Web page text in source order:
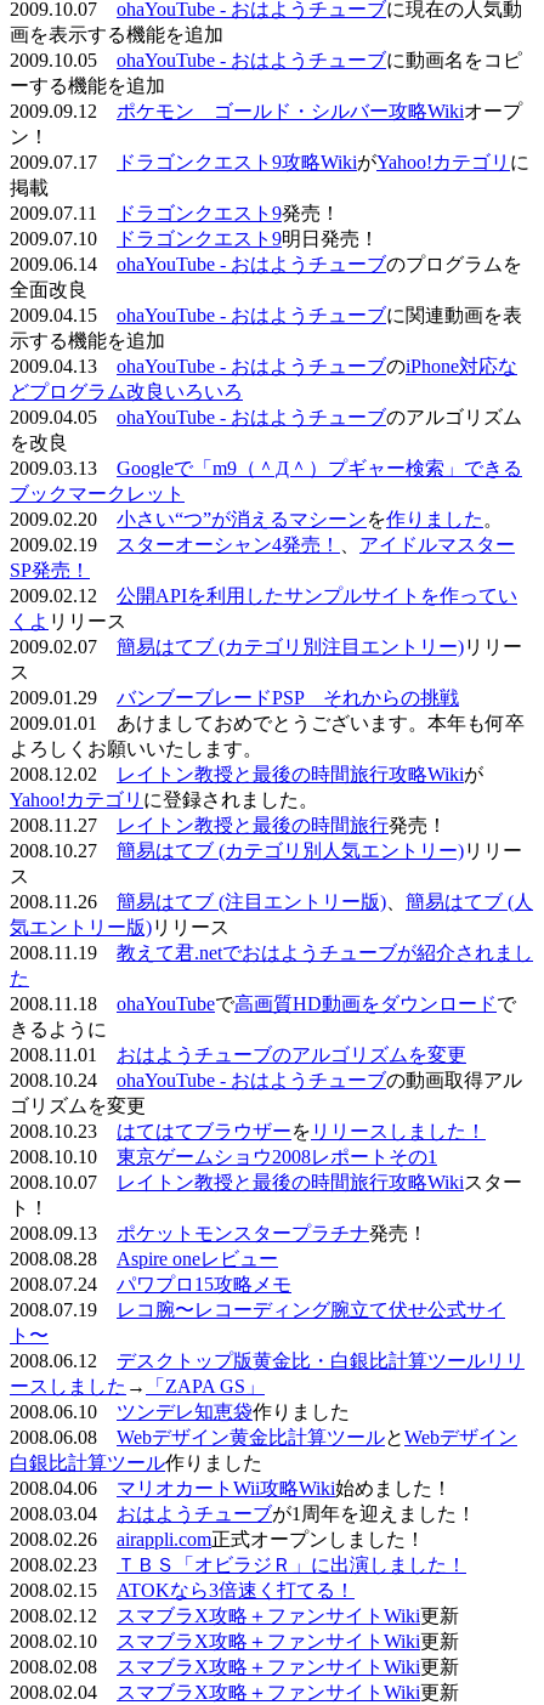
2009.10.07 ohaYouTube - おはようチューブに現在の人気動
画を表示する機能を追加
2009.10.05 ohaYouTube - おはようチューブに動画名をコピ
ーする機能を追加
2009.09.12 ポケモン ゴールド・シルバー攻略Wikiオープ
ン！
2009.07.17
ドラゴンクエスト9攻略WikiがYahoo!カテゴリ に
掲載
2009.07.11
ドラゴンクエスト9発売！
2009.07.10
ドラゴンクエスト9明日発売！
2009.06.14 ohaYouTube - おはようチューブのプログラムを
全面改良
2009.04.15 ohaYouTube - おはようチューブに関連動画を表
示する機能を追加
2009.04.13 ohaYouTube - おはようチューブのiPhone対応な
どプログラム改良いろいろ
2009.04.05 ohaYouTube - おはようチューブのアルゴリズム
を改良
2009.03.13 Googleで「m9（＾Д＾）プギャー検索」できる
ブックマークレット
2009.02.20 小さい“つ”が消えるマシーンを作りました 。
2009.02.19
スターオーシャン4発売！
アイドルマスター
SP発売！
2009.02.12 公開APIを利用したサンプルサイトを作ってい
くよ リリース
2009.02.07 簡易はてブ (カテゴリ別注目エントリー)リリー
ス
2009.01.29 バンブーブレードPSP それからの挑戦
2009.01.01 あけましておめでとうございます。本年も何卒
よろしくお願いいたします。
2008.12.02
レイトン教授と最後の時間旅行攻略Wikiが
Yahoo!カテゴリ に登録されました。
2008.11.27
レイトン教授と最後の時間旅行発売！
2008.10.27 簡易はてブ (カテゴリ別人気エントリー)リリー
ス
2008.11.26 簡易はてブ (注目エントリー版)
簡易はてブ (人
気エントリー版)リリース
2008.11.19 教えて君.netでおはようチューブが紹介されまし
た
2008.11.18 ohaYouTubeで高画質HD動画をダウンロードで
きるように
2008.11.01 おはようチューブのアルゴリズムを変更
2008.10.24 ohaYouTube - おはようチューブの動画取得アル
ゴリズムを変更
2008.10.23 はてはてブラウザーを リリースしました！
2008.10.10 東京ゲームショウ2008レポートその1
2008.10.07
レイトン教授と最後の時間旅行攻略Wikiスター
ト！
2008.09.13 ポケットモンスタープラチナ発売！
2008.08.28 Aspire oneレビュー
2008.07.24 パワプロ15攻略メモ
2008.07.19
レコ腕〜レコーディング腕立て伏せ公式サイ
ト〜
2008.06.12 デスクトップ版黄金比・白銀比計算ツールリリ
ースしました →
「ZAPA GS」
2008.06.10 ツンデレ知恵袋作りました
2008.06.08 Webデザイン黄金比計算ツールとWebデザイン
白銀比計算ツール作りました
2008.04.06 マリオカートWii攻略Wiki始めました！
2008.03.04 おはようチューブが1周年を迎えました！
2008.02.26 airappli.com正式オープンしました！
2008.02.23
ＴＢＳ「オビラジＲ」に出演しました！
2008.02.15 ATOKなら3倍速く打てる！
2008.02.12
スマブラX攻略＋ファンサイトWiki更新
2008.02.10
スマブラX攻略＋ファンサイトWiki更新
2008.02.08
スマブラX攻略＋ファンサイトWiki更新
2008.02.04
スマブラX攻略＋ファンサイトWiki更新